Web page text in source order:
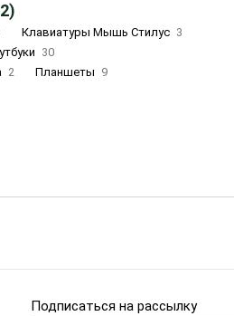
Клавиатуры Мышь Стилус 3
30
2 Планшеты 9
Подписаться на рассылку